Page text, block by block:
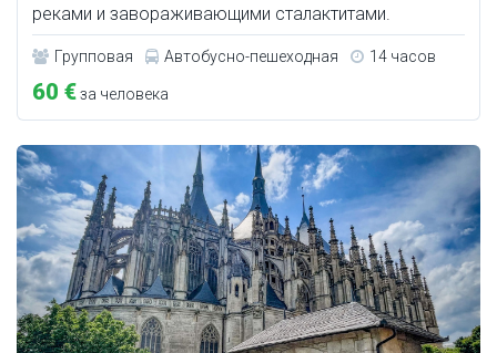
реками и завораживающими сталактитами.
Групповая Автобусно-пешеходная 14 часов
60 €за человека